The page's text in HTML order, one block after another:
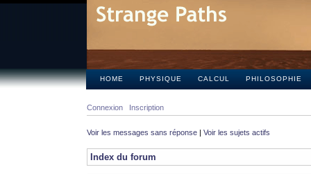
HOME PHYSIQUE CALCUL PHILOSOPHIE
Connexion Inscription
Voir les messages sans réponse | Voir les sujets actifs
Index du forum